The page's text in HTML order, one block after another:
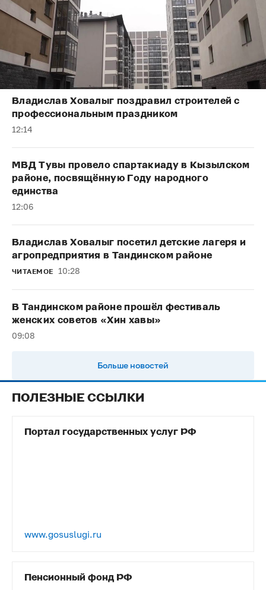
Владислав Ховалыг поздравил строителей с
профессиональным праздником
12:14
МВД Тувы провело спартакиаду в Кызылском
районе, посвящённую Году народного
единства
12:06
Владислав Ховалыг посетил детские лагеря и
агропредприятия в Тандинском районе
ЧИТАЕМОЕ 10:28
В Тандинском районе прошёл фестиваль
женских советов «Хин хавы»
09:08
Больше новостей
ПОЛЕЗНЫЕ ССЫЛКИ
Портал государственных услуг РФ
www.gosuslugi.ru
Пенсионный фонд РФ